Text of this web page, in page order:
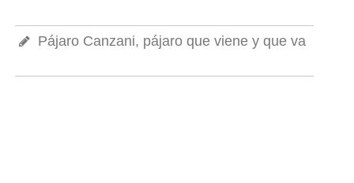
Pájaro Canzani, pájaro que viene y que va